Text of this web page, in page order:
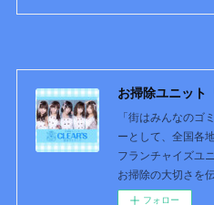
お掃除ユニット
「街はみんなのゴ
ーとして、全国各
フランチャイズユ
お掃除の大切さを
フォロー